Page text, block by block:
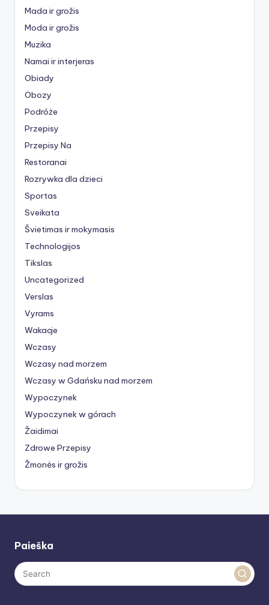
Mada ir grožis
Moda ir grožis
Muzika
Namai ir interjeras
Obiady
Obozy
Podróże
Przepisy
Przepisy Na
Restoranai
Rozrywka dla dzieci
Sportas
Sveikata
Švietimas ir mokymasis
Technologijos
Tikslas
Uncategorized
Verslas
Vyrams
Wakacje
Wczasy
Wczasy nad morzem
Wczasy w Gdańsku nad morzem
Wypoczynek
Wypoczynek w górach
Žaidimai
Zdrowe Przepisy
Žmonės ir grožis
Paieška